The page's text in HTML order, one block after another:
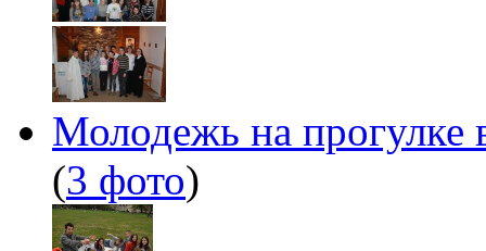
Молодежь на прогулке
(3 фото)